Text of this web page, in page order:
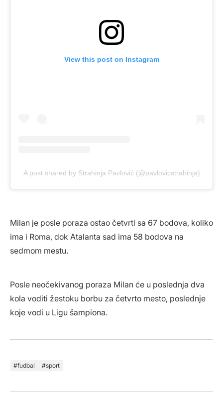
View this post on Instagram
A post shared by Strahinja Pavlović (@pavlovicstrahinja)
Milan je posle poraza ostao četvrti sa 67 bodova, koliko
ima i Roma, dok Atalanta sad ima 58 bodova na
sedmom mestu.
Posle neočekivanog poraza Milan će u poslednja dva
kola voditi žestoku borbu za četvrto mesto, poslednje
koje vodi u Ligu šampiona.
fudbal sport